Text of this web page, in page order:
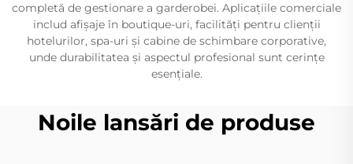
completă de gestionare a garderobei. Aplicațiile comerciale
includ afișaje în boutique-uri, facilități pentru clienții
hotelurilor, spa-uri și cabine de schimbare corporative,
unde durabilitatea și aspectul profesional sunt cerințe
esențiale.
Noile lansări de produse